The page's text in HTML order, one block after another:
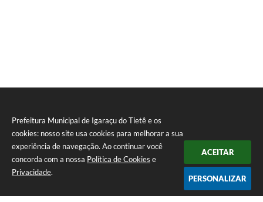
Prefeitura Municipal de Igaraçu do Tietê e os
cookies: nosso site usa cookies para melhorar a sua
experiência de navegação. Ao continuar você
concorda com a nossa Política de Cookies e
Privacidade.
ACEITAR
PERSONALIZAR